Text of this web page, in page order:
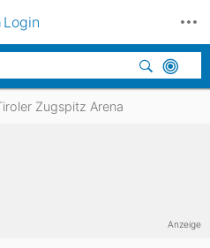
Zugspitz Arena
Anzeige
Login